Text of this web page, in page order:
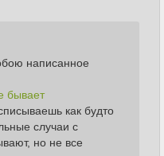
написанное
бывает
как будто
случаи с
но не все